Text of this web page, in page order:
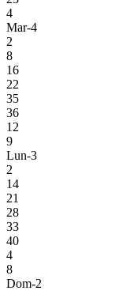
4
Mar-4
2
8
16
22
35
36
12
9
Lun-3
2
14
21
28
33
40
4
8
Dom-2